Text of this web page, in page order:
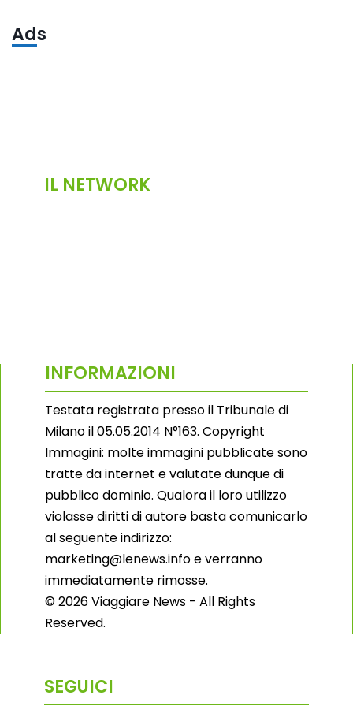
Ads
IL NETWORK
INFORMAZIONI
Testata registrata presso il Tribunale di
Milano il 05.05.2014 N°163. Copyright
Immagini: molte immagini pubblicate sono
tratte da internet e valutate dunque di
pubblico dominio. Qualora il loro utilizzo
violasse diritti di autore basta comunicarlo
al seguente indirizzo:
marketing@lenews.info e verranno
immediatamente rimosse.
© 2026 Viaggiare News - All Rights
Reserved.
SEGUICI